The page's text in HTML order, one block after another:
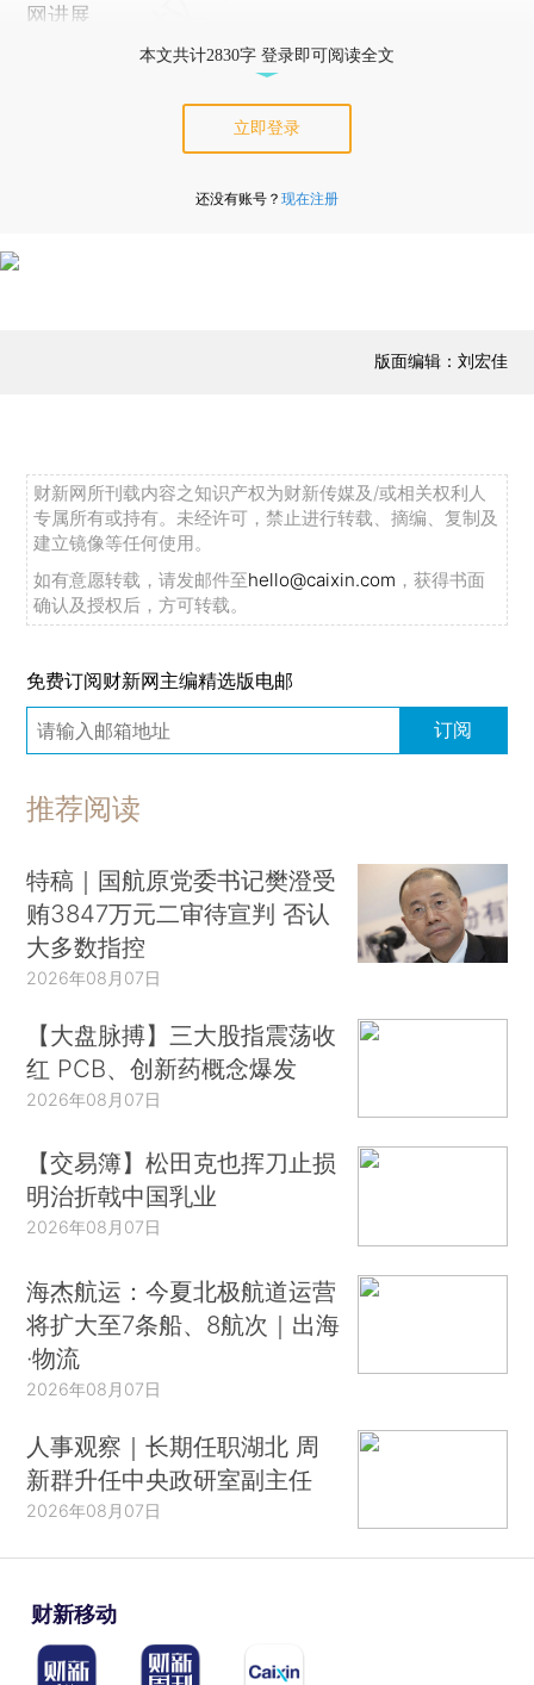
网进展
本文共计2830字 登录即可阅读全文
立即登录
还没有账号？ 现在注册
版面编辑：刘宏佳
财新网所刊载内容之知识产权为财新传媒及/或相关权利人
专属所有或持有。未经许可，禁止进行转载、摘编、复制及
建立镜像等任何使用。
如有意愿转载，请发邮件至hello@caixin.com ，获得书面
确认及授权后，方可转载。
免费订阅财新网主编精选版电邮
订阅
推荐阅读
特稿｜国航原党委书记樊澄受
贿3847万元二审待宣判 否认
大多数指控
2026年08月07日
【大盘脉搏】三大股指震荡收
红 PCB、创新药概念爆发
2026年08月07日
【交易簿】松田克也挥刀止损
明治折戟中国乳业
2026年08月07日
海杰航运：今夏北极航道运营
将扩大至7条船、8航次｜出海
·物流
2026年08月07日
人事观察｜长期任职湖北 周
新群升任中央政研室副主任
2026年08月07日
财新移动